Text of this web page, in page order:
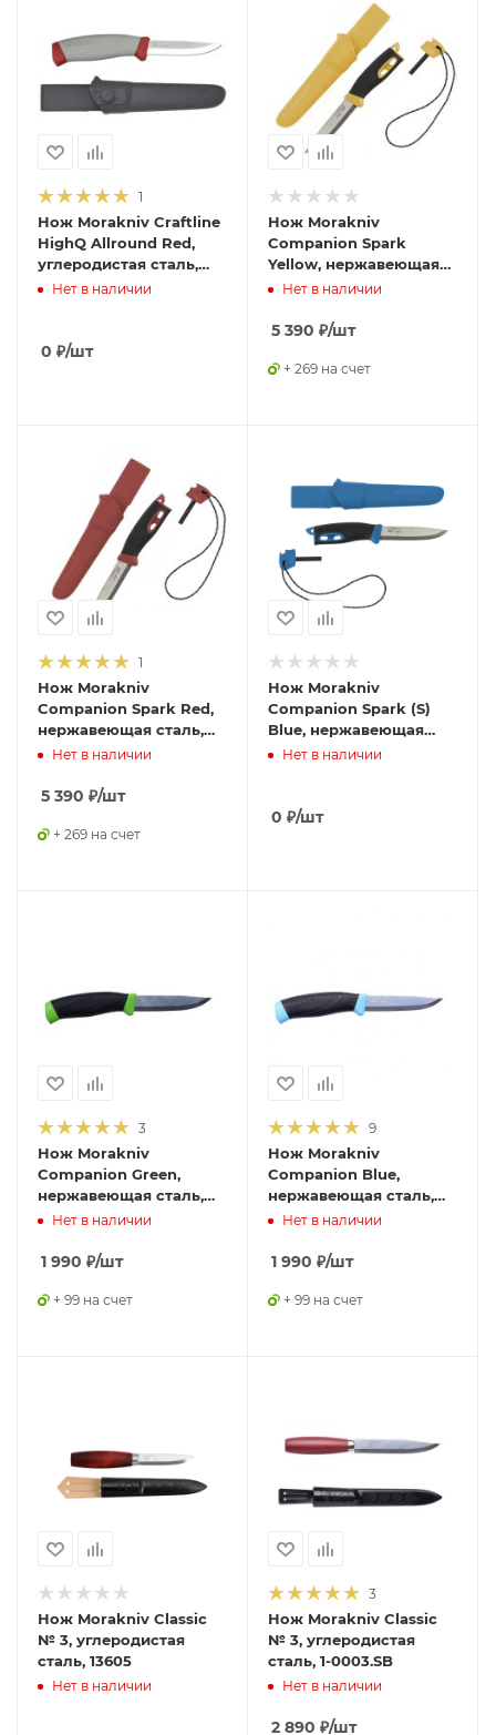
1
Нож Morakniv Craftline
HighQ Allround Red,
углеродистая сталь,
11675
Нет в наличии
0 ₽/шт
Нож Morakniv
Companion Spark
Yellow, нержавеющая
сталь, 13573
Нет в наличии
5 390 ₽/шт
+ 269 на счет
1
Нож Morakniv
Companion Spark Red,
нержавеющая сталь,
13571
Нет в наличии
5 390 ₽/шт
+ 269 на счет
Нож Morakniv
Companion Spark (S)
Blue, нержавеющая
сталь, 13572
Нет в наличии
0 ₽/шт
3
Нож Morakniv
Companion Green,
нержавеющая сталь,
цвет зеленый, 12158
Нет в наличии
1 990 ₽/шт
+ 99 на счет
9
Нож Morakniv
Companion Blue,
нержавеющая сталь,
12159
Нет в наличии
1 990 ₽/шт
+ 99 на счет
Нож Morakniv Classic
№ 3, углеродистая
сталь, 13605
Нет в наличии
3
Нож Morakniv Classic
№ 3, углеродистая
сталь, 1-0003.SB
Нет в наличии
2 890 ₽/шт